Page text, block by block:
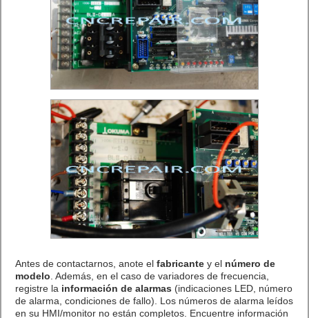
Antes de contactarnos, anote el fabricantey el número de
modelo . Además, en el caso de variadores de frecuencia,
registre la información de alarmas (indicaciones LED, número
de alarma, condiciones de fallo). Los números de alarma leídos
en su HMI/monitor no están completos. Encuentre información